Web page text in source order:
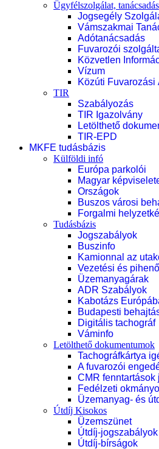
Ügyfélszolgálat, tanácsadás
Jogsegély
Vámszakmai
Adótanácsadás
Fuvarozói
Közvetlen
Vízum
Közúti Fuvarozási
TIR
Szabályozás
TIR Igazolvány
Letölthető
TIR-EPD
MKFE tudásbázis
Külföldi infó
Európa parkolói
Magyar
Országok
Buszos városi
Forgalmi
Tudásbázis
Jogszabályok
Buszinfo
Kamionnal az
Vezetési és
Üzemanyagárak
ADR Szabályok
Kabotázs
Budapesti
Digitális tachográf
Váminfo
Letölthető dokumentumok
Tachográfkártya
A fuvarozói
CMR fenntartások
Fedélzeti
Üzemanyag- és
Útdíj Kisokos
Üzemszünet
Útdíj-jogszabályok
Útdíj-bírságok